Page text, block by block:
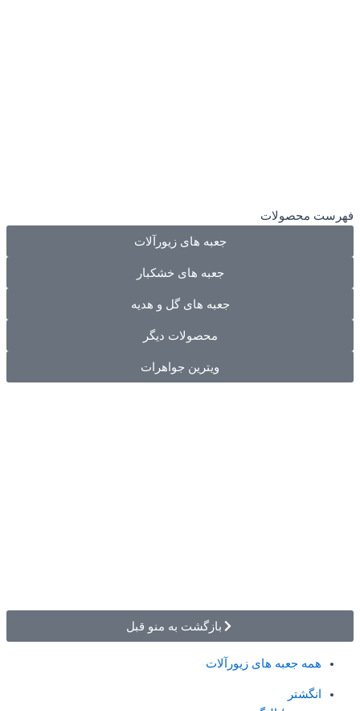
فهرست محصولات
جعبه های زیورآلات
جعبه های خشکبار
جعبه های گل و هدیه
محصولات دیگر
ویترین جواهرات
بازگشت به منو قبل
همه جعبه های زیورآلات
انگشتر